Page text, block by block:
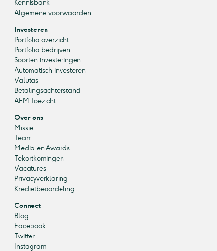
Kennisbank
Algemene voorwaarden
Investeren
Portfolio overzicht
Portfolio bedrijven
Soorten investeringen
Automatisch investeren
Valutas
Betalingsachterstand
AFM Toezicht
Over ons
Missie
Team
Media en Awards
Tekortkomingen
Vacatures
Privacyverklaring
Kredietbeoordeling
Connect
Blog
Facebook
Twitter
Instagram